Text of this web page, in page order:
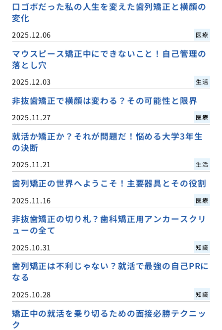
口ゴボだった私の人生を変えた歯列矯正と横顔の
変化
2025.12.06 医療
マウスピース矯正中にできないこと！自己管理の
落とし穴
2025.12.03 生活
非抜歯矯正で横顔は変わる？その可能性と限界
2025.11.27 医療
就活か矯正か？それが問題だ！悩める大学3年生
の決断
2025.11.21 生活
歯列矯正の世界へようこそ！主要器具とその役割
2025.11.16 医療
非抜歯矯正の切り札？歯科矯正用アンカースクリ
ューの全て
2025.10.31 知識
歯列矯正は不利じゃない？就活で最強の自己PRに
なる
2025.10.28 知識
矯正中の就活を乗り切るための面接必勝テクニッ
ク